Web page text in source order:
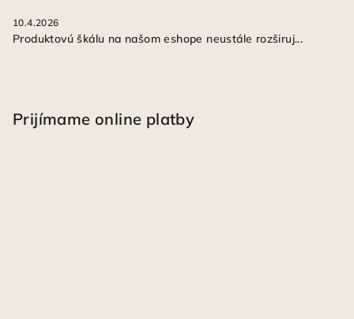
10.4.2026
Produktovú škálu na našom eshope neustále rozširuj...
Prijímame online platby